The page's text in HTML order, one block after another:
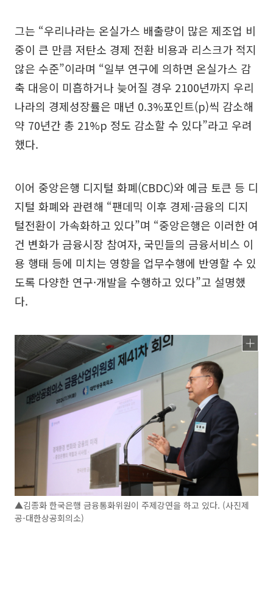
그는 “우리나라는 온실가스 배출량이 많은 제조업 비
중이 큰 만큼 저탄소 경제 전환 비용과 리스크가 적지
않은 수준”이라며 “일부 연구에 의하면 온실가스 감
축 대응이 미흡하거나 늦어질 경우 2100년까지 우리
나라의 경제성장률은 매년 0.3%포인트(p)씩 감소해
약 70년간 총 21%p 정도 감소할 수 있다”라고 우려
했다.
이어 중앙은행 디지털 화폐(CBDC)와 예금 토큰 등 디
지털 화폐와 관련해 “팬데믹 이후 경제·금융의 디지
털전환이 가속화하고 있다”며 “중앙은행은 이러한 여
건 변화가 금융시장 참여자, 국민들의 금융서비스 이
용 행태 등에 미치는 영향을 업무수행에 반영할 수 있
도록 다양한 연구·개발을 수행하고 있다”고 설명했
다.
▲김종화 한국은행 금융통화위원이 주제강연을 하고 있다. (사진제
공-대한상공회의소)